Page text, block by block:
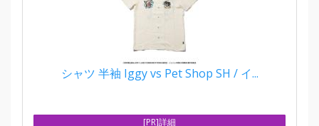
シャツ 半袖 Iggy vs Pet Shop SH / イ...
[PR]詳細